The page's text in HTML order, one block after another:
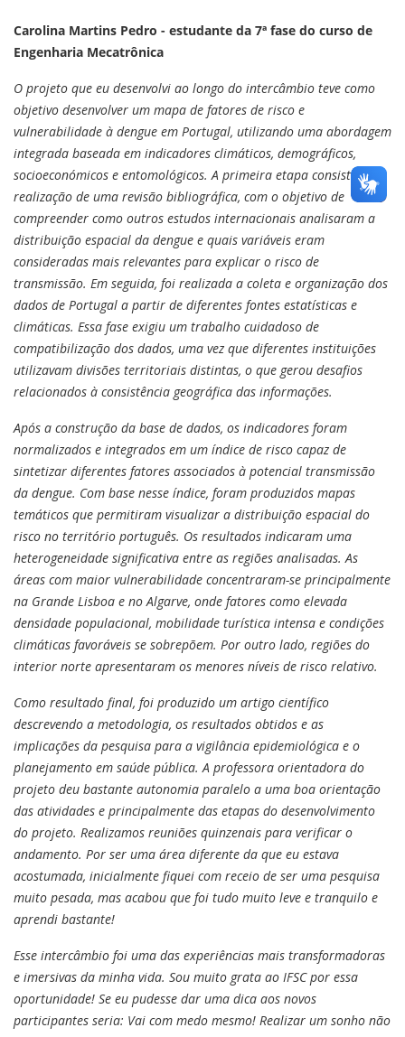
Carolina Martins Pedro - estudante da 7ª fase do curso de
Engenharia Mecatrônica
O projeto que eu desenvolvi ao longo do intercâmbio teve como
objetivo desenvolver um mapa de fatores de risco e
vulnerabilidade à dengue em Portugal, utilizando uma abordagem
integrada baseada em indicadores climáticos, demográficos,
socioeconómicos e entomológicos. A primeira etapa consistiu na
realização de uma revisão bibliográfica, com o objetivo de
compreender como outros estudos internacionais analisaram a
distribuição espacial da dengue e quais variáveis eram
consideradas mais relevantes para explicar o risco de
transmissão. Em seguida, foi realizada a coleta e organização dos
dados de Portugal a partir de diferentes fontes estatísticas e
climáticas. Essa fase exigiu um trabalho cuidadoso de
compatibilização dos dados, uma vez que diferentes instituições
utilizavam divisões territoriais distintas, o que gerou desafios
relacionados à consistência geográfica das informações.
Após a construção da base de dados, os indicadores foram
normalizados e integrados em um índice de risco capaz de
sintetizar diferentes fatores associados à potencial transmissão
da dengue. Com base nesse índice, foram produzidos mapas
temáticos que permitiram visualizar a distribuição espacial do
risco no território português. Os resultados indicaram uma
heterogeneidade significativa entre as regiões analisadas. As
áreas com maior vulnerabilidade concentraram-se principalmente
na Grande Lisboa e no Algarve, onde fatores como elevada
densidade populacional, mobilidade turística intensa e condições
climáticas favoráveis se sobrepõem. Por outro lado, regiões do
interior norte apresentaram os menores níveis de risco relativo.
Como resultado final, foi produzido um artigo científico
descrevendo a metodologia, os resultados obtidos e as
implicações da pesquisa para a vigilância epidemiológica e o
planejamento em saúde pública. A professora orientadora do
projeto deu bastante autonomia paralelo a uma boa orientação
das atividades e principalmente das etapas do desenvolvimento
do projeto. Realizamos reuniões quinzenais para verificar o
andamento. Por ser uma área diferente da que eu estava
acostumada, inicialmente fiquei com receio de ser uma pesquisa
muito pesada, mas acabou que foi tudo muito leve e tranquilo e
aprendi bastante!
Esse intercâmbio foi uma das experiências mais transformadoras
e imersivas da minha vida. Sou muito grata ao IFSC por essa
oportunidade! Se eu pudesse dar uma dica aos novos
participantes seria: Vai com medo mesmo! Realizar um sonho não